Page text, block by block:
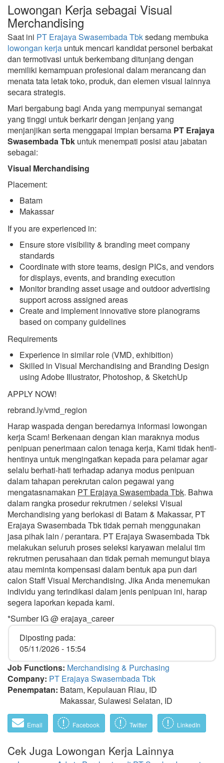
Lowongan Kerja sebagai Visual
Merchandising
Saat ini PT Erajaya Swasembada Tbksedang membuka
lowongan kerja untuk mencari kandidat personel berbakat
dan termotivasi untuk berkembang ditunjang dengan
memiliki kemampuan profesional dalam merancang dan
menata tata letak toko, produk, dan elemen visual lainnya
secara strategis.
Mari bergabung bagi Anda yang mempunyai semangat
yang tinggi untuk berkarir dengan jenjang yang
menjanjikan serta menggapai impian bersama PT Erajaya
Swasembada Tbk untuk menempati posisi atau jabatan
sebagai:
Visual Merchandising
Placement:
Batam
Makassar
If you are experienced in:
Ensure store visibility & branding meet company
standards
Coordinate with store teams, design PICs, and vendors
for displays, events, and branding execution
Monitor branding asset usage and outdoor advertising
support across assigned areas
Create and implement innovative store planograms
based on company guidelines
Requirements
Experience in similar role (VMD, exhibition)
Skilled in Visual Merchandising and Branding Design
using Adobe Illustrator, Photoshop, & SketchUp
APPLY NOW!
rebrand.ly/vmd_region
Harap waspada dengan beredarnya informasi lowongan
kerja Scam! Berkenaan dengan kian maraknya modus
penipuan penerimaan calon tenaga kerja, Kami tidak henti-
hentinya untuk mengingatkan kepada para pelamar agar
selalu berhati-hati terhadap adanya modus penipuan
dalam tahapan perekrutan calon pegawai yang
mengatasnamakan PT Erajaya Swasembada Tbk. Bahwa
dalam rangka prosedur rekrutmen / seleksi Visual
Merchandising yang berlokasi di Batam & Makassar, PT
Erajaya Swasembada Tbk tidak pernah menggunakan
jasa pihak lain / perantara. PT Erajaya Swasembada Tbk
melakukan seluruh proses seleksi karyawan melalui tim
rekrutmen perusahaan dan tidak pernah memungut biaya
atau meminta kompensasi dalam bentuk apa pun dari
calon Staff Visual Merchandising. Jika Anda menemukan
individu yang terindikasi dalam jenis penipuan ini, harap
segera laporkan kepada kami.
*Sumber IG @ erajaya_career
Diposting pada:
05/11/2026 - 15:54
Job Functions: Merchandising & Purchasing
Company: PT Erajaya Swasembada Tbk
Penempatan: Batam, Kepulauan Riau, ID
Makassar, Sulawesi Selatan, ID
Email Facebook Twitter LinkedIn
Cek Juga Lowongan Kerja Lainnya